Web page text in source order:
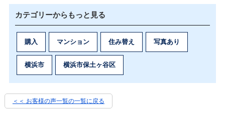
カテゴリーからもっと見る
購入 マンション 住み替え 写真あり
横浜市 横浜市保土ヶ谷区
＜＜ お客様の声一覧の一覧に戻る